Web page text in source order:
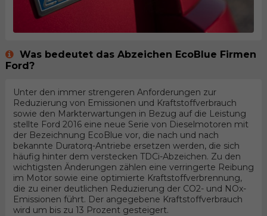
Was bedeutet das Abzeichen EcoBlue Firmen
Ford?
Unter den immer strengeren Anforderungen zur
Reduzierung von Emissionen und Kraftstoffverbrauch
sowie den Markterwartungen in Bezug auf die Leistung
stellte Ford 2016 eine neue Serie von Dieselmotoren mit
der Bezeichnung EcoBlue vor, die nach und nach
bekannte Duratorq-Antriebe ersetzen werden, die sich
häufig hinter dem verstecken TDCi-Abzeichen. Zu den
wichtigsten Änderungen zählen eine verringerte Reibung
im Motor sowie eine optimierte Kraftstoffverbrennung,
die zu einer deutlichen Reduzierung der CO2- und NOx-
Emissionen führt. Der angegebene Kraftstoffverbrauch
wird um bis zu 13 Prozent gesteigert.